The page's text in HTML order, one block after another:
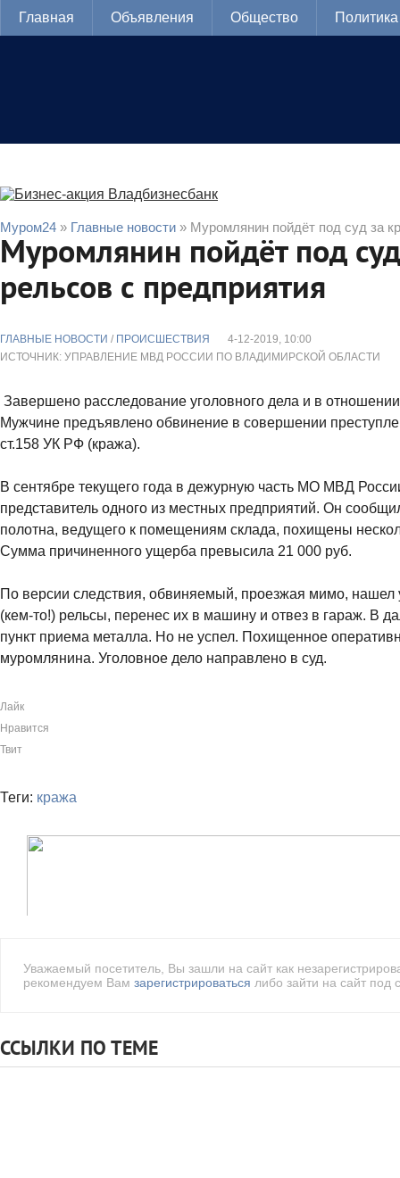
Главная Объявления Общество Политика
Муром24 » Главные новости » Муромлянин пойдёт под суд за
Муромлянин пойдёт под
рельсов с предприятия
ГЛАВНЫЕ НОВОСТИ / ПРОИСШЕСТВИЯ
4-12-2019, 10:00
ИСТОЧНИК: УПРАВЛЕНИЕ МВД РОССИИ ПО ВЛАДИМИРСКОЙ ОБЛАСТИ
Завершено расследование уголовного дела и в
Мужчине предъявлено обвинение в совершении
ст.158 УК РФ (кража).
В сентябре текущего года в дежурную часть МО МВД
представитель одного из местных предприятий. Он
полотна, ведущего к помещениям склада, похищены
Сумма причиненного ущерба превысила 21 000 руб.
По версии следствия, обвиняемый, проезжая мимо,
(кем-то!) рельсы, перенес их в машину и отвез в гараж. В
пункт приема металла. Но не успел. Похищенное
муромлянина. Уголовное дело направлено в суд.
Лайк
Нравится
Твит
Теги: кража
Уважаемый посетитель, Вы зашли на сайт как
рекомендуем Вам зарегистрироваться либо зайти на сайт
ССЫЛКИ ПО ТЕМЕ